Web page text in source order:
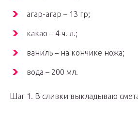
агар-агар – 13 гр;
какао – 4 ч. л.;
ваниль – на кончике ножа;
вода – 200 мл.
Шаг 1. В сливки выкладываю